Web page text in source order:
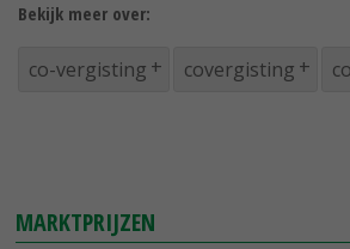
Bekijk meer over:
co-vergisting covergisting
MARKTPRIJZEN